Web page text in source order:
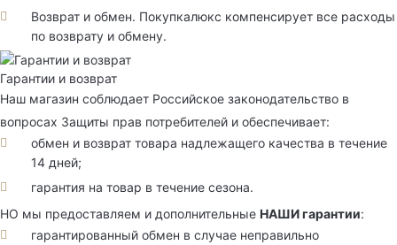
Возврат и обмен. Покупкалюкс компенсирует все расходы
по возврату и обмену.
Гарантии и возврат
Наш магазин соблюдает Российское законодательство в
вопросах Защиты прав потребителей и обеспечивает:
обмен и возврат товара надлежащего качества в течение
14 дней;
гарантия на товар в течение сезона.
НО мы предоставляем и дополнительные НАШИ гарантии:
гарантированный обмен в случае неправильно